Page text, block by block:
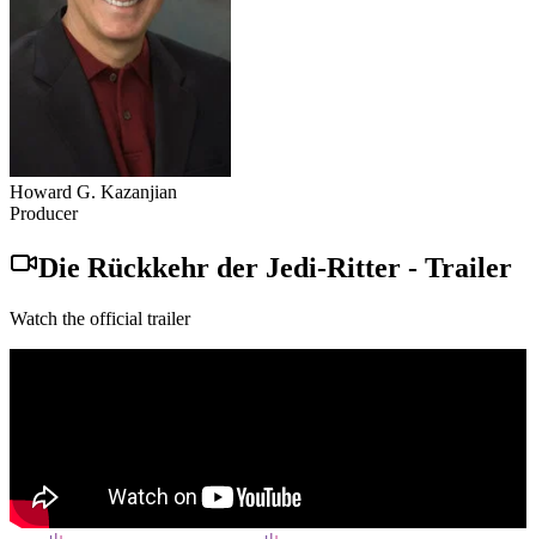
Howard G. Kazanjian
Producer
Die Rückkehr der Jedi-Ritter - Trailer
Watch the official trailer